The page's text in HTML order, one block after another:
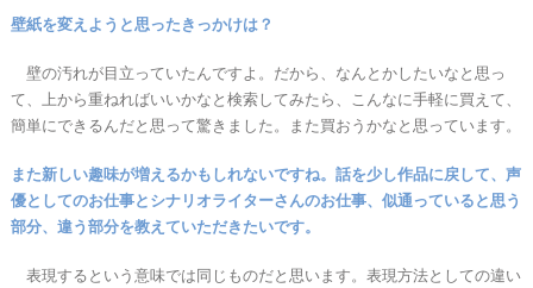
壁紙を変えようと思ったきっかけは？
壁の汚れが目立っていたんですよ。だから、なんとかしたいなと思っ
て、上から重ねればいいかなと検索してみたら、こんなに手軽に買えて、
簡単にできるんだと思って驚きました。また買おうかなと思っています。
また新しい趣味が増えるかもしれないですね。話を少し作品に戻して、声
優としてのお仕事とシナリオライターさんのお仕事、似通っていると思う
部分、違う部分を教えていただきたいです。
表現するという意味では同じものだと思います。表現方法としての違い